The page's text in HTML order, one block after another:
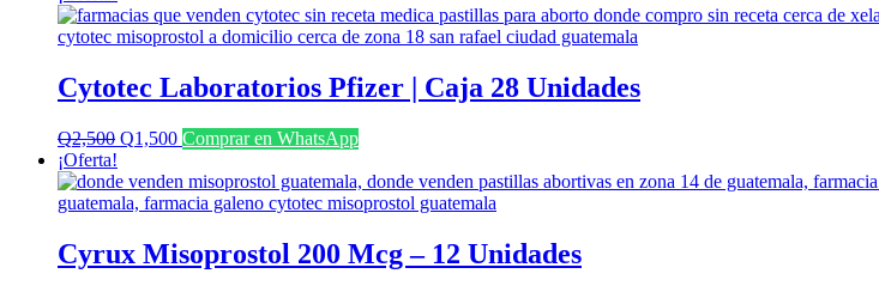
era:
Q2,200.
es:
Q1,200.
Cytotec Laboratorios Pfizer | Caja 28 Unidades
Q2,500 El
original
era:
Q1,500El
actual
es:
Comprar en WhatsApp
¡Oferta!
Cyrux Misoprostol 200 Mcg – 12 Unidades